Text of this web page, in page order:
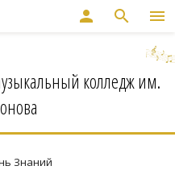
menu
search
person
колледж им.
Знаний